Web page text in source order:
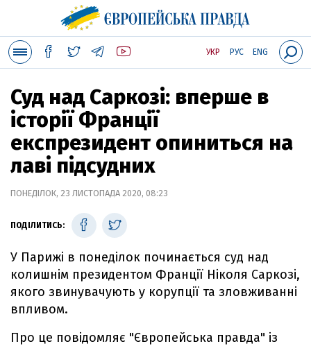
УКР РУС ENG
Суд над Саркозі: вперше в
історії Франції
експрезидент опиниться на
лаві підсудних
ПОНЕДІЛОК, 23 ЛИСТОПАДА 2020, 08:23
ПОДІЛИТИСЬ:
У Парижі в понеділок починається суд над
колишнім президентом Франції Ніколя Саркозі,
якого звинувачують у корупції та зловживанні
впливом.
Про це повідомляє "Європейська правда" із